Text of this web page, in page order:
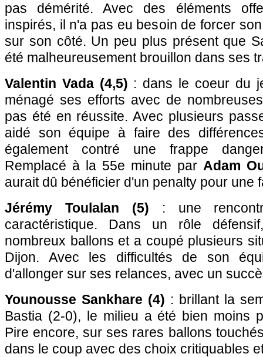
pas démérité. Avec des éléments
inspirés, il n'a pas eu besoin de forcer
sur son côté. Un peu plus présent que
été malheureusement brouillon dans ses
Valentin Vada (4,5) : dans le coeur du
ménagé ses efforts avec de
pas été en réussite. Avec plusieurs
aidé son équipe à faire des
également contré une frappe
Remplacé à la 55e minute par Adam
aurait dû bénéficier d'un penalty pour une
Jérémy Toulalan (5) : une
caractéristique. Dans un rôle
nombreux ballons et a coupé plusieurs
Dijon. Avec les difficultés de son
d'allonger sur ses relances, avec un
Younousse Sankhare (4) : brillant la
Bastia (2-0), le milieu a été bien moins
Pire encore, sur ses rares ballons
dans le coup avec des choix critiquables